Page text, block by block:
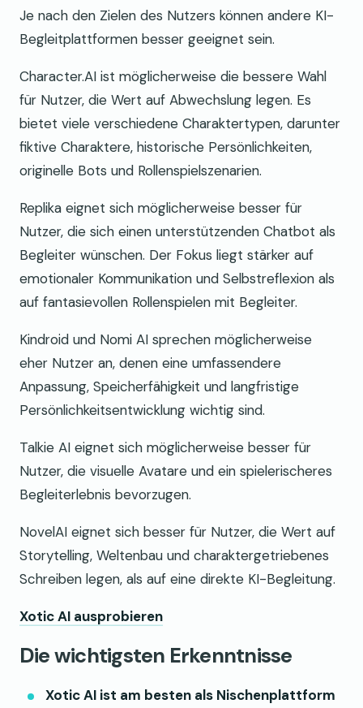
Je nach den Zielen des Nutzers können andere KI-
Begleitplattformen besser geeignet sein.
Character.AI ist möglicherweise die bessere Wahl
für Nutzer, die Wert auf Abwechslung legen. Es
bietet viele verschiedene Charaktertypen, darunter
fiktive Charaktere, historische Persönlichkeiten,
originelle Bots und Rollenspielszenarien.
Replika eignet sich möglicherweise besser für
Nutzer, die sich einen unterstützenden Chatbot als
Begleiter wünschen. Der Fokus liegt stärker auf
emotionaler Kommunikation und Selbstreflexion als
auf fantasievollen Rollenspielen mit Begleiter.
Kindroid und Nomi AI sprechen möglicherweise
eher Nutzer an, denen eine umfassendere
Anpassung, Speicherfähigkeit und langfristige
Persönlichkeitsentwicklung wichtig sind.
Talkie AI eignet sich möglicherweise besser für
Nutzer, die visuelle Avatare und ein spielerischeres
Begleiterlebnis bevorzugen.
NovelAI eignet sich besser für Nutzer, die Wert auf
Storytelling, Weltenbau und charaktergetriebenes
Schreiben legen, als auf eine direkte KI-Begleitung.
Xotic AI ausprobieren
Die wichtigsten Erkenntnisse
Xotic AI ist am besten als Nischenplattform